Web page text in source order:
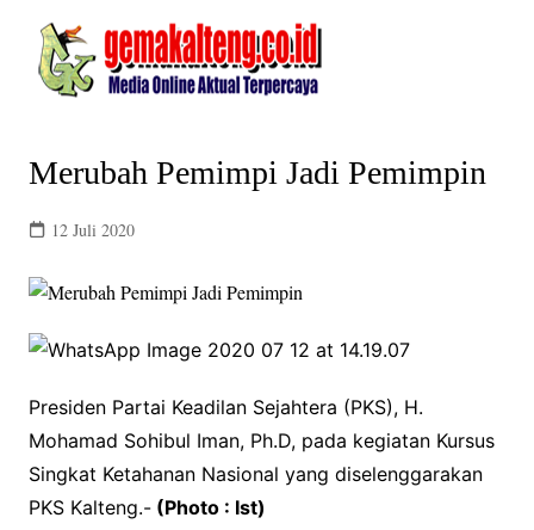
content
Merubah Pemimpi Jadi Pemimpin
12 Juli 2020
Presiden Partai Keadilan Sejahtera (PKS), H.
Mohamad Sohibul Iman, Ph.D, pada kegiatan Kursus
Singkat Ketahanan Nasional yang diselenggarakan
PKS Kalteng.-(Photo : Ist)